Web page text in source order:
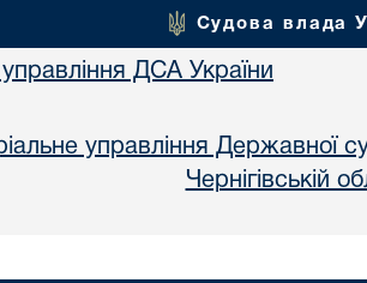
Судова влада
управління ДСА України
управління Державної
Чернiгiвській